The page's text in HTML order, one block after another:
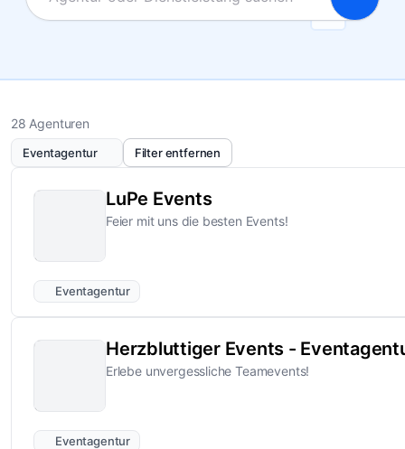
28 Agenturen
Eventagentur Filter entfernen
LuPe Events
Feier mit uns die besten Events!
Eventagentur
Herzbluttiger Events -
Erlebe unvergessliche Teamevents!
Eventagentur